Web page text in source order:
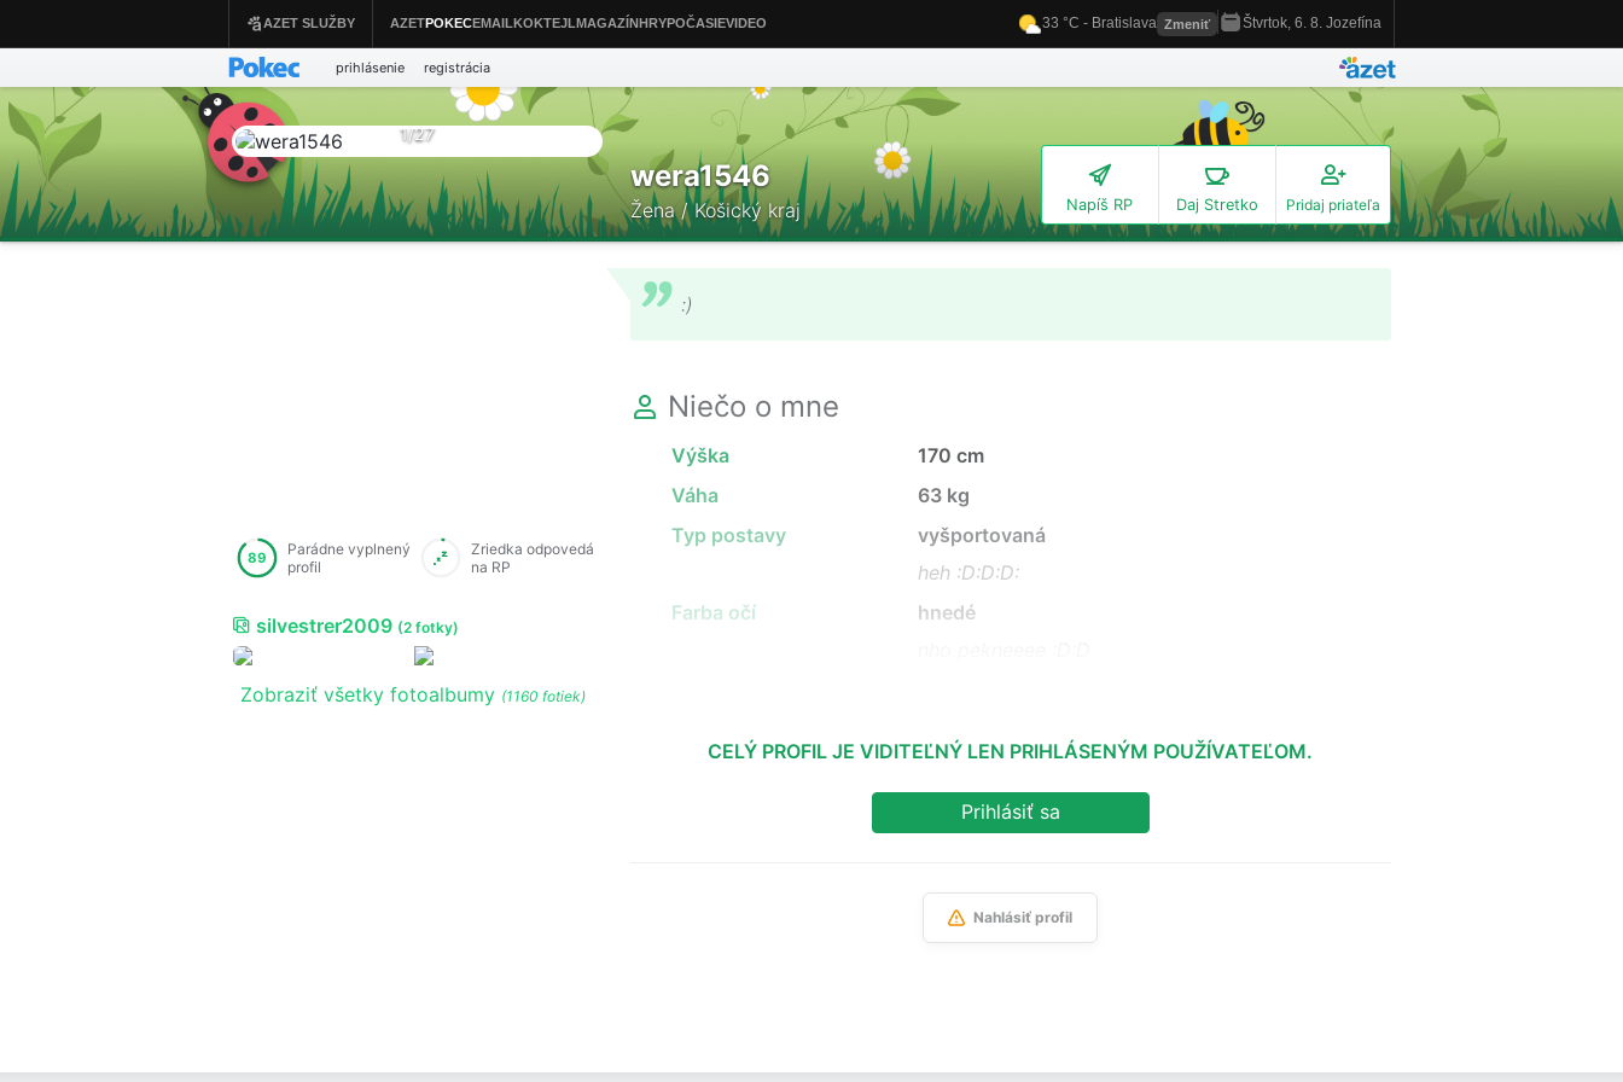
1/27
wera1546
Žena / Košický kraj Napíš RP Daj Stretko Pridaj priateľa
89
Parádne vyplnený
profil
Zriedka odpovedá
na RP
silvestrer2009 (2 fotky)
Zobraziť všetky fotoalbumy (1160 fotiek)
:)
Niečo o mne
Výška
170 cm
Váha
63 kg
Typ postavy
vyšportovaná
heh :D:D:D:
Farba očí
hnedé
CELÝ PROFIL JE VIDITEĽNÝ LEN PRIHLÁSENÝM POUŽÍVATEĽOM.
Prihlásiť sa
Nahlásiť profil
prihlásenie registrácia